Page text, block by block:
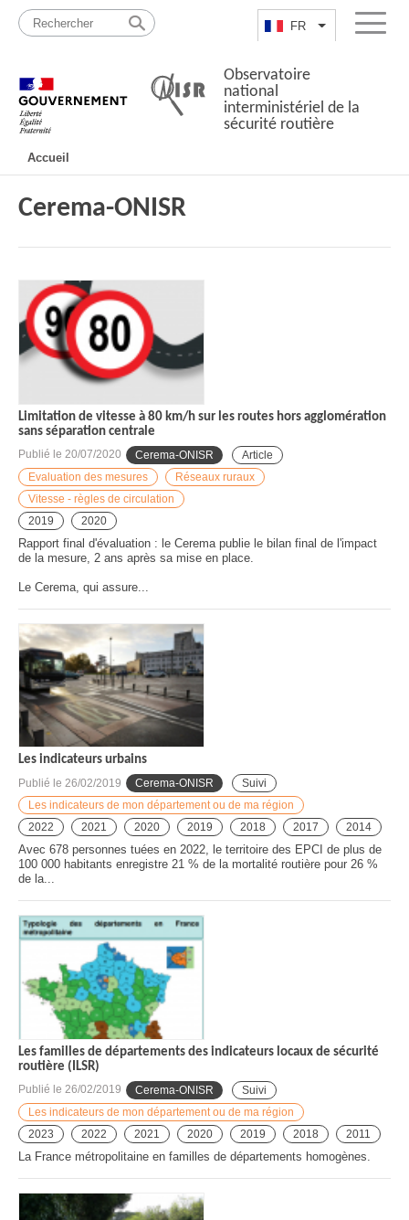
Passer
contenu
FR Lister lesMenu
Observatoire
national
interministériel de la
sécurité routière
principale
Accueil
Cerema-ONISR
Limitation de vitesse à 80 km/h sur les routes hors agglomération
sans séparation centrale
Publié le 20/07/2020 Cerema-ONISR
Article
Evaluation des mesures
Réseaux ruraux
Vitesse - règles de circulation
2019
2020
Rapport final d'évaluation : le Cerema publie le bilan final de l'impact
de la mesure, 2 ans après sa mise en place.
Le Cerema, qui assure...
Les indicateurs urbains
Publié le 26/02/2019 Cerema-ONISR
Suivi
Les indicateurs de mon département ou de ma région
2022
2021 2020 2019 2018 2017 2014
Avec 678 personnes tuées en 2022, le territoire des EPCI de plus de
100 000 habitants enregistre 21 % de la mortalité routière pour 26 %
de la...
Les familles de départements des indicateurs locaux de sécurité
routière (ILSR)
Publié le 26/02/2019 Cerema-ONISR
Suivi
Les indicateurs de mon département ou de ma région
2023
2022 2021 2020 2019 2018 2011
La France métropolitaine en familles de départements homogènes.